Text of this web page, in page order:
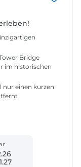
Bridge
im historischen
einen kurzen